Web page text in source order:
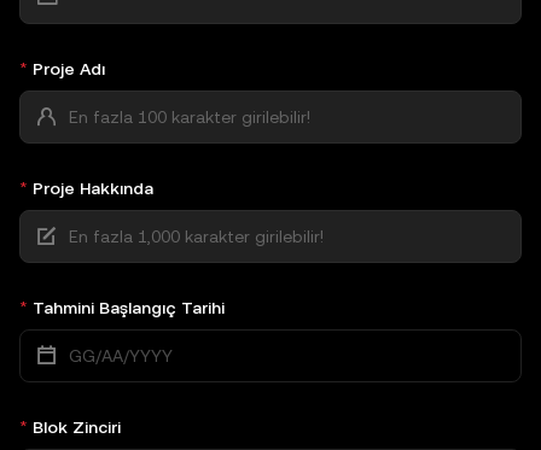
Proje Adı
Proje Hakkında
Tahmini Başlangıç Tarihi
Blok Zinciri